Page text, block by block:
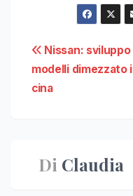
articoli
Nissan: sviluppo
modelli dimezzato
cina
Di Claudia